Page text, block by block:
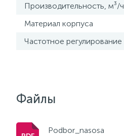
Производительность, м³/ч
Материал корпуса
Частотное регулирование
Файлы
Podbor_nasosa